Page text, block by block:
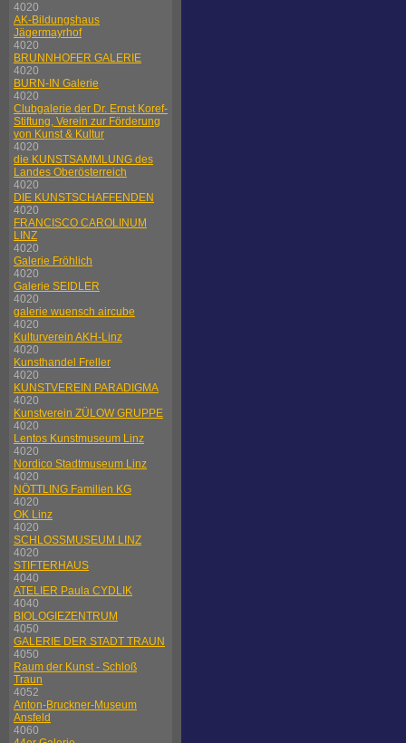
4020
AK-Bildungshaus
Jägermayrhof
4020
BRUNNHOFER GALERIE
4020
BURN-IN Galerie
4020
Clubgalerie der Dr. Ernst Koref-
Stiftung, Verein zur Förderung
von Kunst & Kultur
4020
die KUNSTSAMMLUNG des
Landes Oberösterreich
4020
DIE KUNSTSCHAFFENDEN
4020
FRANCISCO CAROLINUM
LINZ
4020
Galerie Fröhlich
4020
Galerie SEIDLER
4020
galerie wuensch aircube
4020
Kulturverein AKH-Linz
4020
Kunsthandel Freller
4020
KUNSTVEREIN PARADIGMA
4020
Kunstverein ZÜLOW GRUPPE
4020
Lentos Kunstmuseum Linz
4020
Nordico Stadtmuseum Linz
4020
NÖTTLING Familien KG
4020
OK Linz
4020
SCHLOSSMUSEUM LINZ
4020
STIFTERHAUS
4040
ATELIER Paula CYDLIK
4040
BIOLOGIEZENTRUM
4050
GALERIE DER STADT TRAUN
4050
Raum der Kunst - Schloß
Traun
4052
Anton-Bruckner-Museum
Ansfeld
4060